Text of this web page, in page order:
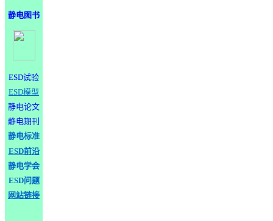
静电图书
ESD试验
ESD模型
静电论文
静电期刊
静电标准
ESD前沿
静电学会
ESD问题
网站链接